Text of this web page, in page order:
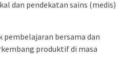
dan pendekatan sains (medis)
bersama dan
produktif di masa